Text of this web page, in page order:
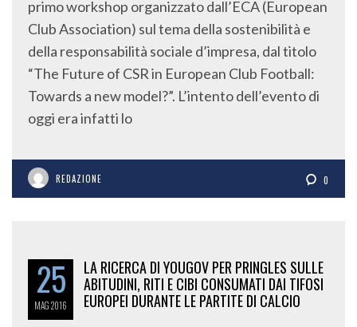
primo workshop organizzato dall’ECA (European
Club Association) sul tema della sostenibilità e
della responsabilità sociale d’impresa, dal titolo
“The Future of CSR in European Club Football:
Towards a new model?”. L’intento dell’evento di
oggi era infatti lo
REDAZIONE 0
25
MAG2016
LA RICERCA DI YOUGOV PER PRINGLES SULLE
ABITUDINI, RITI E CIBI CONSUMATI DAI TIFOSI
EUROPEI DURANTE LE PARTITE DI CALCIO